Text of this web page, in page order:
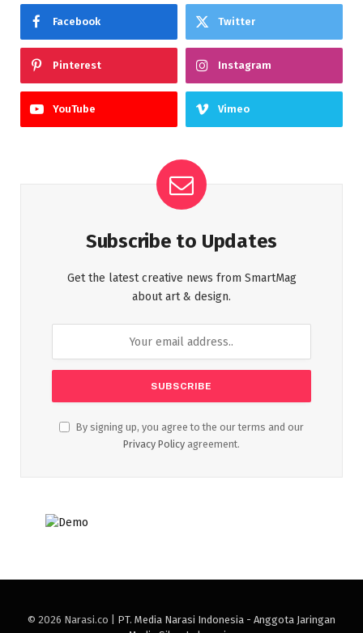
Facebook Twitter
Pinterest Instagram
YouTube Vimeo
Subscribe to Updates
Get the latest creative news from SmartMag
about art & design.
By signing up, you agree to the our terms and our
Privacy Policy agreement.
© 2026 Narasi.co | PT. Media Narasi Indonesia - Anggota Jaringan